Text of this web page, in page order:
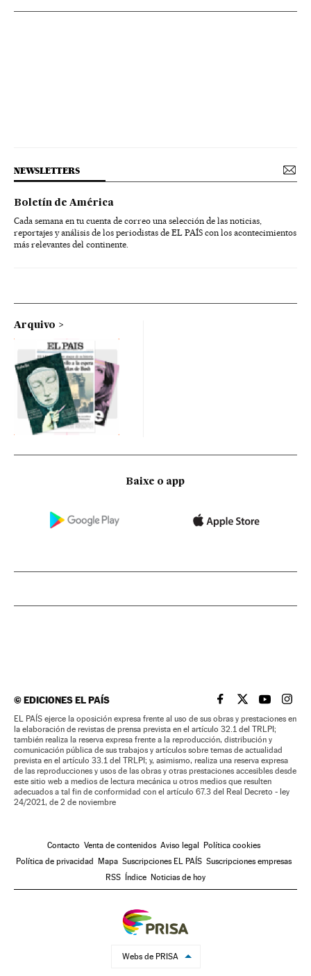
NEWSLETTERS
Boletín de América
Cada semana en tu cuenta de correo una selección de las noticias,
reportajes y análisis de los periodistas de EL PAÍS con los acontecimientos
más relevantes del continente.
Arquivo
Baixe o app
©EDICIONES EL PAÍS EL PAÍS BRASIL EN
EL PAÍSEL PAÍS
EL
EL PAÍS ejerce la oposición expresa frente al uso de sus obras y prestaciones en
la elaboración de revistas de prensa prevista en el artículo 32.1 del TRLPI;
también realiza la reserva expresa frente a la reproducción, distribución y
comunicación pública de sus trabajos y artículos sobre temas de actualidad
prevista en el artículo 33.1 del TRLPI; y, asimismo, realiza una reserva expresa
de las reproducciones y usos de las obras y otras prestaciones accesibles desde
este sitio web a medios de lectura mecánica u otros medios que resulten
adecuados a tal fin de conformidad con el artículo 67.3 del Real Decreto - ley
24/2021, de 2 de noviembre
Contacto Venta de contenidos Aviso legal Política cookies
Política de privacidad Mapa Suscripciones EL PAÍS Suscripciones empresas
RSS Índice Noticias de hoy
Webs de PRISA